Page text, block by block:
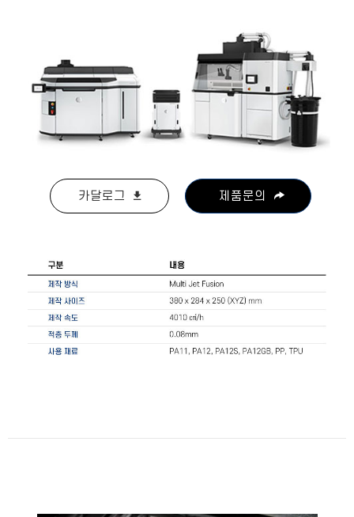
카달로그 제품문의